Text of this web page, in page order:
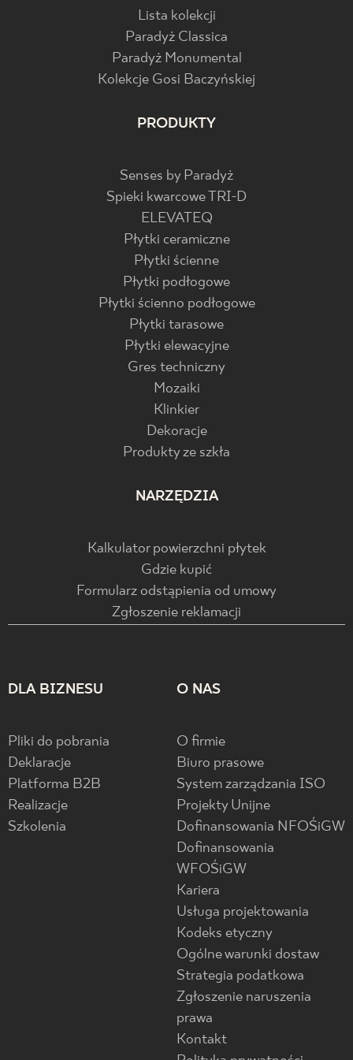
Lista kolekcji
Paradyż Classica
Paradyż Monumental
Kolekcje Gosi Baczyńskiej
PRODUKTY
Senses by Paradyż
Spieki kwarcowe TRI-D
ELEVATEQ
Płytki ceramiczne
Płytki ścienne
Płytki podłogowe
Płytki ścienno podłogowe
Płytki tarasowe
Płytki elewacyjne
Gres techniczny
Mozaiki
Klinkier
Dekoracje
Produkty ze szkła
NARZĘDZIA
Kalkulator powierzchni płytek
Gdzie kupić
Formularz odstąpienia od umowy
Zgłoszenie reklamacji
DLA BIZNESU
Pliki do pobrania
Deklaracje
Platforma B2B
Realizacje
Szkolenia
O NAS
O firmie
Biuro prasowe
System zarządzania ISO
Projekty Unijne
Dofinansowania NFOŚiGW
Dofinansowania
WFOŚiGW
Kariera
Usługa projektowania
Kodeks etyczny
Ogólne warunki dostaw
Strategia podatkowa
Zgłoszenie naruszenia
prawa
Kontakt